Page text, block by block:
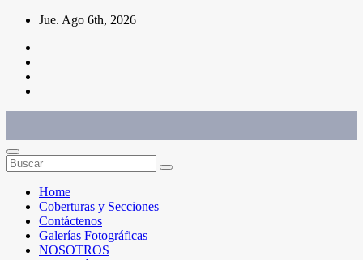
Saltar
contenido
Jue. Ago 6th, 2026
Home
Coberturas y Secciones
Contáctenos
Galerías Fotográficas
NOSOTROS